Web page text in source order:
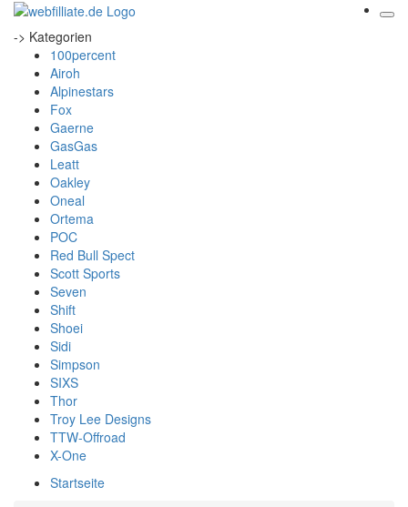
-> Kategorien
100percent
Airoh
Alpinestars
Fox
Gaerne
GasGas
Leatt
Oakley
Oneal
Ortema
POC
Red Bull Spect
Scott Sports
Seven
Shift
Shoei
Sidi
Simpson
SIXS
Thor
Troy Lee Designs
TTW-Offroad
X-One
Startseite